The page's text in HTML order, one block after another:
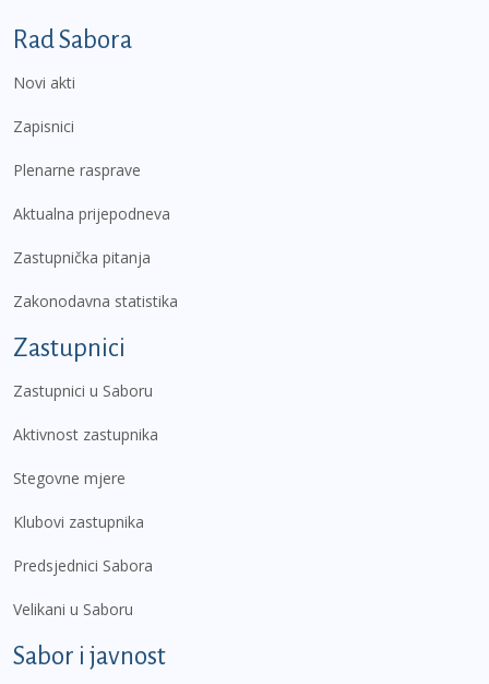
Podnožje prvi izbornik
Rad Sabora
Novi akti
Zapisnici
Plenarne rasprave
Aktualna prijepodneva
Zastupnička pitanja
Zakonodavna statistika
Zastupnici
Zastupnici u Saboru
Aktivnost zastupnika
Stegovne mjere
Klubovi zastupnika
Predsjednici Sabora
Velikani u Saboru
Sabor i javnost